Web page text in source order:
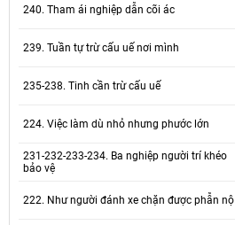
240. Tham ái nghiệp dẫn cõi ác
239. Tuần tự trừ cấu uế nơi mình
235-238. Tinh cần trừ cấu uế
224. Việc làm dù nhỏ nhưng phước lớn
231-232-233-234. Ba nghiệp người trí khéo
bảo vệ
222. Như người đánh xe chặn được phẫn nộ